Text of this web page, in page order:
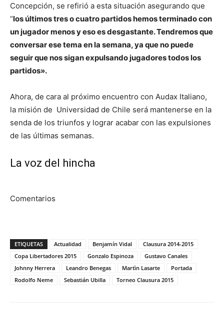
Concepción, se refirió a esta situación asegurando que
“los últimos tres o cuatro partidos hemos terminado con
un jugador menos y eso es desgastante. Tendremos que
conversar ese tema en la semana, ya que no puede
seguir que nos sigan expulsando jugadores todos los
partidos».
Ahora, de cara al próximo encuentro con Audax Italiano,
la misión de Universidad de Chile será mantenerse en la
senda de los triunfos y lograr acabar con las expulsiones
de las últimas semanas.
La voz del hincha
Comentarios
ETIQUETAS Actualidad Benjamín Vidal
Clausura 2014-2015
Copa Libertadores 2015
Gonzalo Espinoza
Gustavo Canales
Johnny Herrera
Leandro Benegas Martìn Lasarte
Portada
Rodolfo Neme
Sebastián Ubilla Torneo Clausura 2015